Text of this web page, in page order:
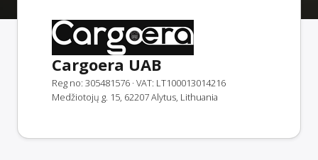
Cargoera UAB
Reg no: 305481576 · VAT: LT100013014216
Medžiotojų g. 15, 62207 Alytus, Lithuania